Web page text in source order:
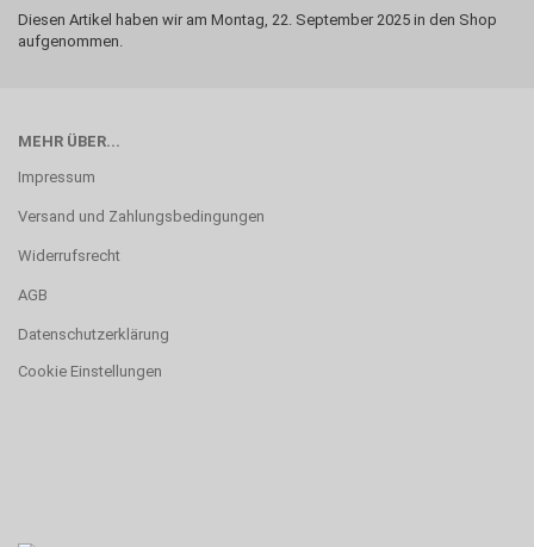
Diesen Artikel haben wir am Montag, 22. September 2025 in den Shop
aufgenommen.
MEHR ÜBER...
Impressum
Versand und Zahlungsbedingungen
Widerrufsrecht
AGB
Datenschutzerklärung
Cookie Einstellungen